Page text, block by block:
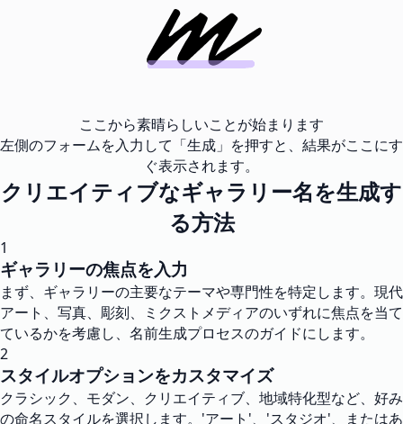
ここから素晴らしいことが始まります
左側のフォームを入力して「生成」を押すと、結果がここにす
ぐ表示されます。
クリエイティブなギャラリー名を生成す
る方法
1
ギャラリーの焦点を入力
まず、ギャラリーの主要なテーマや専門性を特定します。現代
アート、写真、彫刻、ミクストメディアのいずれに焦点を当て
ているかを考慮し、名前生成プロセスのガイドにします。
2
スタイルオプションをカスタマイズ
クラシック、モダン、クリエイティブ、地域特化型など、好み
の命名スタイルを選択します。'アート'、'スタジオ'、またはあ